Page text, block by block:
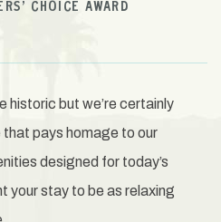
CHOICE AWARD
historic but we’re certainly
pays homage to our
designed for today’s
your stay to be as relaxing